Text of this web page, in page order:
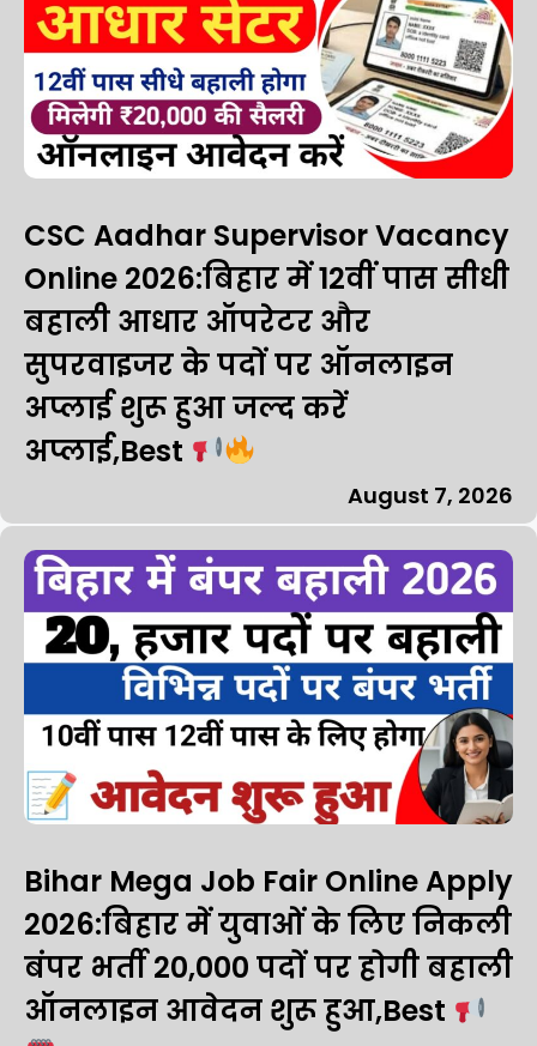
CSC Aadhar Supervisor Vacancy
Online 2026:बिहार में 12वीं पास सीधी
बहाली आधार ऑपरेटर और
सुपरवाइजर के पदों पर ऑनलाइन
अप्लाई शुरू हुआ जल्द करें
अप्लाई,Best
August 7, 2026
Bihar Mega Job Fair Online Apply
2026:बिहार में युवाओं के लिए निकली
बंपर भर्ती 20,000 पदों पर होगी बहाली
ऑनलाइन आवेदन शुरू हुआ,Best